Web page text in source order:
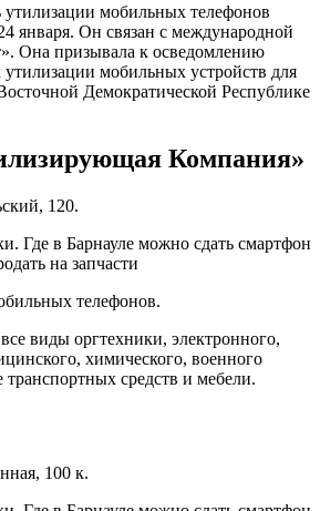
мобильных телефонов
января. Он связан с международной
Она призывала к осведомлению
мобильных устройств для
Демократической Республике
Компания»
120.
телефонов.
виды оргтехники, электронного,
химического, военного
транспортных средств и мебели.
100 к.